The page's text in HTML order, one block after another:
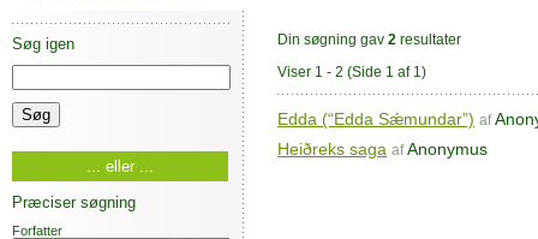
Søg igen
... eller ...
Præciser søgning
Forfatter
Din søgning gav 2 resultater
Viser 1 - 2 (Side 1 af 1)
Edda (“Edda Sǽmundar”) af
Heiðreks saga afAnonymus